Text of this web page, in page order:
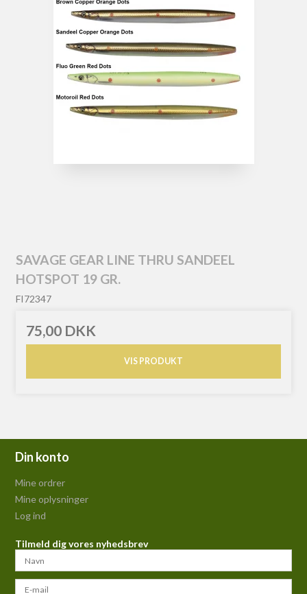
SAVAGE GEAR LINE THRU SANDEEL
HOTSPOT 19 GR.
FI72347
75,00 DKK
VIS PRODUKT
Din konto
Mine ordrer
Mine oplysninger
Log ind
Tilmeld dig vores nyhedsbrev